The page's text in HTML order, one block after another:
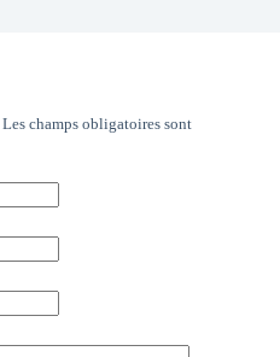
Les champs obligatoires sont